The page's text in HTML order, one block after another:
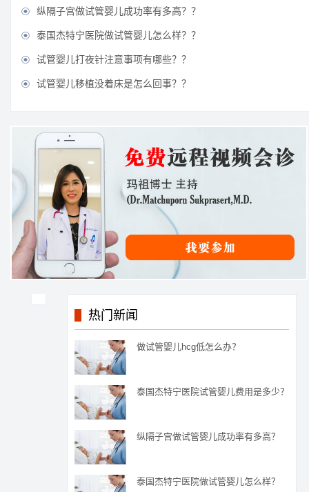
 纵隔子宫做试管婴儿成功率有多高？？
 泰国杰特宁医院做试管婴儿怎么样？？
 试管婴儿打夜针注意事项有哪些？？
 试管婴儿移植没着床是怎么回事？？
热门新闻
做试管婴儿hcg低怎么办？
泰国杰特宁医院试管婴儿费用是多少？
纵隔子宫做试管婴儿成功率有多高？
泰国杰特宁医院做试管婴儿怎么样？